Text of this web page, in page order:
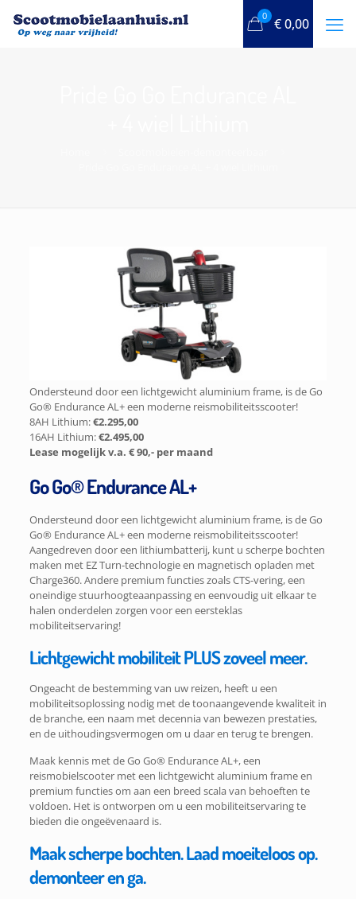
0 €0,00
Ondersteund door een lichtgewicht aluminium frame, is de Go
Go® Endurance AL+ een moderne reismobiliteitsscooter!
8AH Lithium:€2.295,00
16AH Lithium:€2.495,00
Lease mogelijk v.a. € 90,- per maand
Go Go® Endurance AL+
Ondersteund door een lichtgewicht aluminium frame, is de Go
Go® Endurance AL+ een moderne reismobiliteitsscooter!
Aangedreven door een lithiumbatterij, kunt u scherpe bochten
maken met EZ Turn-technologie en magnetisch opladen met
Charge360. Andere premium functies zoals CTS-vering, een
oneindige stuurhoogteaanpassing en eenvoudig uit elkaar te
halen onderdelen zorgen voor een eersteklas
mobiliteitservaring!
Lichtgewicht mobiliteit PLUS zoveel meer.
Ongeacht de bestemming van uw reizen, heeft u een
mobiliteitsoplossing nodig met de toonaangevende kwaliteit in
de branche, een naam met decennia van bewezen prestaties,
en de uithoudingsvermogen om u daar en terug te brengen.
Maak kennis met de Go Go® Endurance AL+, een
reismobielscooter met een lichtgewicht aluminium frame en
premium functies om aan een breed scala van behoeften te
voldoen. Het is ontworpen om u een mobiliteitservaring te
bieden die ongeëvenaard is.
Maak scherpe bochten. Laad moeiteloos op.
demonteer en ga.